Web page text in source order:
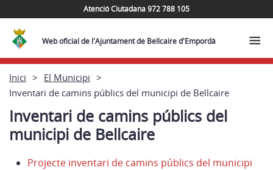
Atenció Ciutadana 972 788 105
Web oficial de l'Ajuntament de Bellcaire d'Empordà
Inici
El Municipi
Inventari de camins públics del municipi de Bellcaire
Inventari de camins públics del
municipi de Bellcaire
Projecte inventari de camins públics del municipi